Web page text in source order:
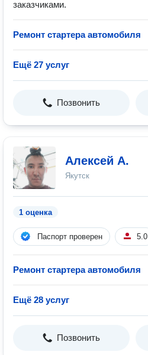
заказчиками.
Ремонт стартера автомобиля
Ещё 27 услуг
Позвонить
Алексей А.
Якутск
1 оценка
Паспорт проверен 5.0
Ремонт стартера автомобиля
Ещё 28 услуг
Позвонить